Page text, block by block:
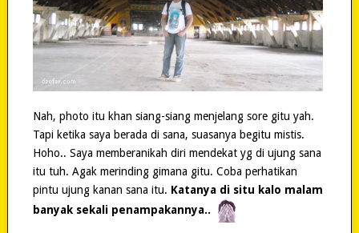
Nah, photo itu khan siang-siang menjelang sore gitu yah.
Tapi ketika saya berada di sana, suasanya begitu mistis.
Hoho.. Saya memberanikah diri mendekat yg di ujung sana
itu tuh. Agak merinding gimana gitu. Coba perhatikan
pintu ujung kanan sana itu. Katanya di situ kalo malam
banyak sekali penampakannya..